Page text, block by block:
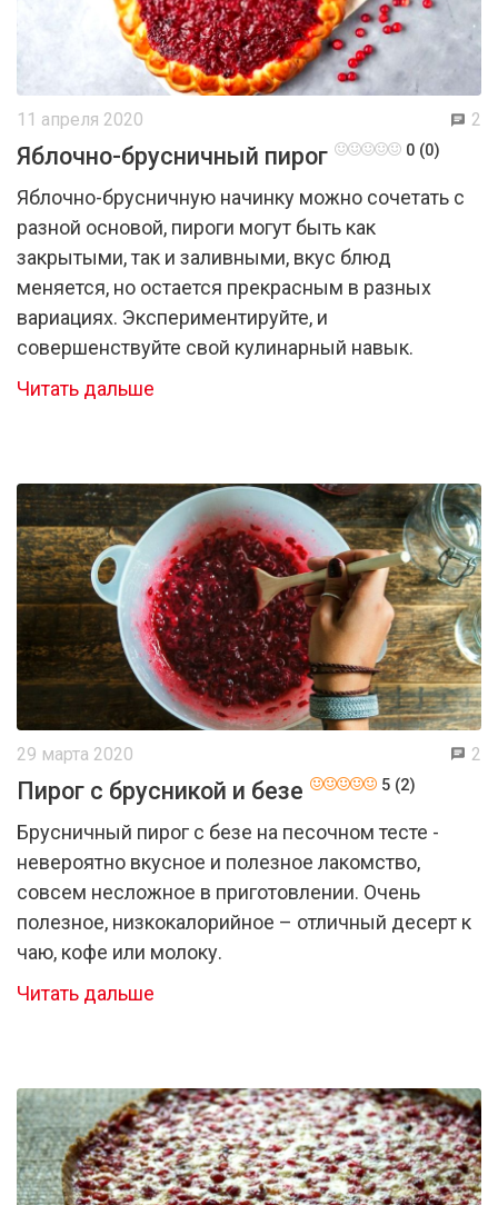
11 апреля 2020 2
Яблочно-брусничный пирог 0 (0)
Яблочно-брусничную начинку можно сочетать с
разной основой, пироги могут быть как
закрытыми, так и заливными, вкус блюд
меняется, но остается прекрасным в разных
вариациях. Экспериментируйте, и
совершенствуйте свой кулинарный навык.
Читать дальше
29 марта 2020 2
Пирог с брусникой и безе 5 (2)
Брусничный пирог с безе на песочном тесте -
невероятно вкусное и полезное лакомство,
совсем несложное в приготовлении. Очень
полезное, низкокалорийное – отличный десерт к
чаю, кофе или молоку.
Читать дальше